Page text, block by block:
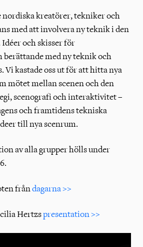
nordiska kreatörer, tekniker och
med att involvera ny teknik i den
och skisser för
berättande med ny teknik och
Vi kastade oss ut för att hitta nya
mötet mellan scenen och den
scenografi och interaktivitet –
och framtidens tekniska
till nya scenrum.
av alla grupper hölls under
fråndagarna >>
Hertzspresentation >>